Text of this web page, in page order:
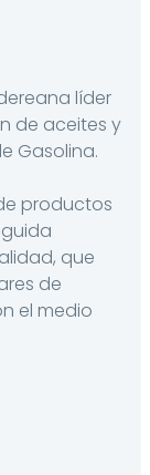
líder
de aceites y
Gasolina.
productos
que
de
el medio